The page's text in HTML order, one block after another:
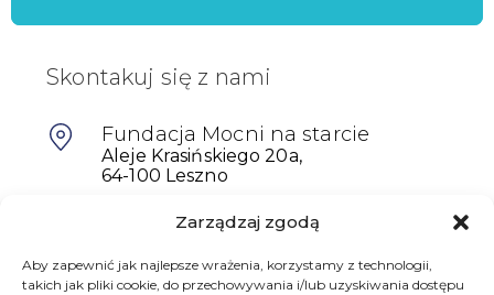
Zarządzaj zgodą
Aby zapewnić jak najlepsze wrażenia, korzystamy z technologii,
takich jak pliki cookie, do przechowywania i/lub uzyskiwania dostępu
Skontakuj się z nami
Fundacja Mocni na starcie
Aleje Krasińskiego 20a,
64-100 Leszno
601698402
biuro@mocninastarcie.pl